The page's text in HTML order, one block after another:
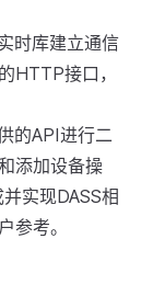
时库建立通信
HTTP接口，
的API进行二
添加设备操
实现DASS相
参考。